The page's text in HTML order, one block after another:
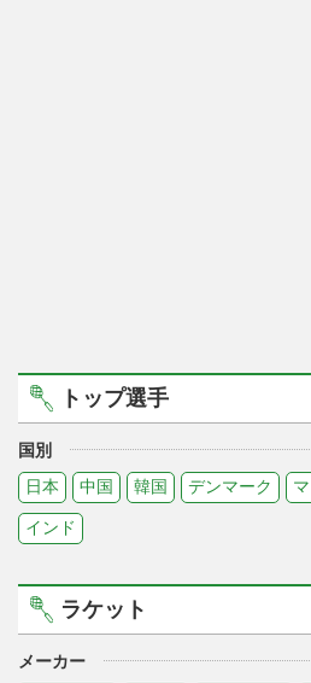
トップ選手
国別
日本
中国 韓国 デンマーク
インド
ラケット
メーカー